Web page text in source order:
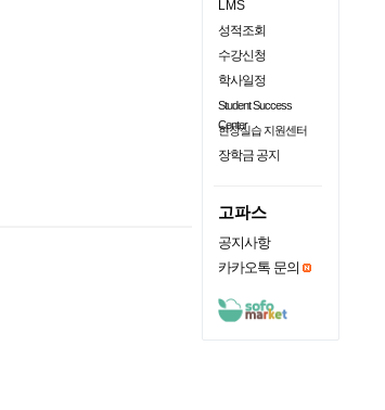
LMS
성적조회
수강신청
학사일정
Student Success
Center
현장실습 지원센터
장학금 공지
고파스
공지사항
카카오톡 문의